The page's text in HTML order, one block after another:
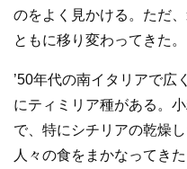
のをよく見かける。ただ
ともに移り変わってきた。
’50年代の南イタリアで広
にティミリア種がある。
で、特にシチリアの乾燥
人々の食をまかなってき